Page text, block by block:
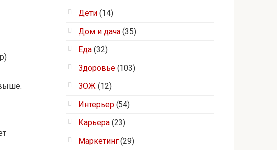
Дети (14)
Дом и дача (35)
Еда (32)
Здоровье (103)
ЗОЖ (12)
Интерьер (54)
Карьера (23)
Маркетинг (29)